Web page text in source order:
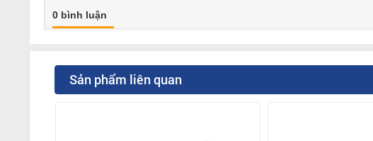
0 bình luận
Sản phẩm liên quan